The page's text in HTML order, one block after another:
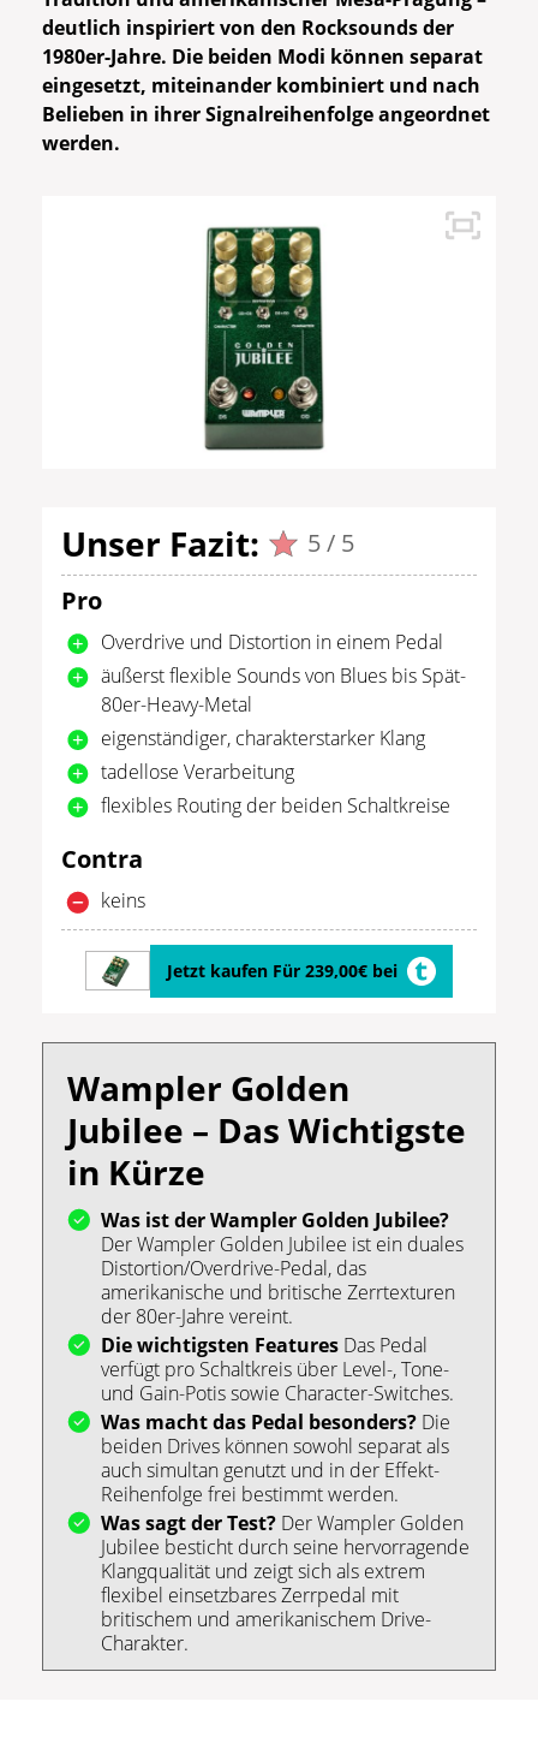
deutlich inspiriert von den Rocksounds der
1980er-Jahre. Die beiden Modi können separat
eingesetzt, miteinander kombiniert und nach
Belieben in ihrer Signalreihenfolge angeordnet
werden.
Unser Fazit:
5 / 5
Pro
Overdrive und Distortion in einem Pedal
äußerst flexible Sounds von Blues bis Spät-
80er-Heavy-Metal
eigenständiger, charakterstarker Klang
tadellose Verarbeitung
flexibles Routing der beiden Schaltkreise
Contra
keins
Jetzt kaufen Für 239,00€ bei
Wampler Golden
Jubilee – Das Wichtigste
in Kürze
Was ist der Wampler Golden Jubilee?
Der Wampler Golden Jubilee ist ein duales
Distortion/Overdrive-Pedal, das
amerikanische und britische Zerrtexturen
der 80er-Jahre vereint.
Die wichtigsten Features Das Pedal
verfügt pro Schaltkreis über Level-, Tone-
und Gain-Potis sowie Character-Switches.
Was macht das Pedal besonders? Die
beiden Drives können sowohl separat als
auch simultan genutzt und in der Effekt-
Reihenfolge frei bestimmt werden.
Was sagt der Test? Der Wampler Golden
Jubilee besticht durch seine hervorragende
Klangqualität und zeigt sich als extrem
flexibel einsetzbares Zerrpedal mit
britischem und amerikanischem Drive-
Charakter.